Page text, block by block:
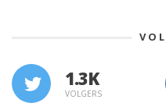
1.3K
VOLGERS